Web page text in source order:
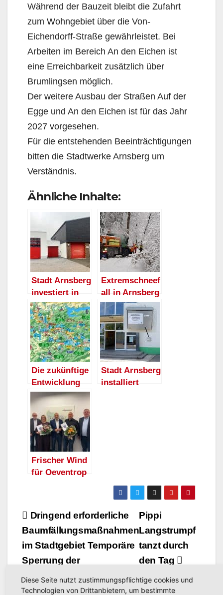
Während der Bauzeit bleibt die Zufahrt
zum Wohngebiet über die Von-
Eichendorff-Straße gewährleistet. Bei
Arbeiten im Bereich An den Eichen ist
eine Erreichbarkeit zusätzlich über
Brumlingsen möglich.
Der weitere Ausbau der Straßen Auf der
Egge und An den Eichen ist für das Jahr
2027 vorgesehen.
Für die entstehenden Beeinträchtigungen
bitten die Stadtwerke Arnsberg um
Verständnis.
Ähnliche Inhalte:
Stadt Arnsberg
investiert in
den
Brandschutz –
Feuerwehrgerä
tehaus
Oeventrop
erweitert
Extremschneef
all in Arnsberg
– Stadt bittet
darum, auf
privaten
Fahrzeugverke
hr zu
verzichten
Die zukünftige
Entwicklung
der ländlich
geprägten
Ortsteile im
Blick –
DÖRFERKONZ
EPT
ARNSBERG
gestartet
Stadt Arnsberg
installiert
Frischer Wind
für Oeventrop
Ortsheimatpfle
gerin und
neuer
Ortsheimat-
pfleger im Amt
Beitragsnavigation
Pippi
Langstrumpf
tanzt durch
den Tag
Dringend erforderliche
Baumfällungsmaßnahmen
im Stadtgebiet Temporäre
Sperrung der
Grimmestraße –
Umleitung über
Diese Seite nutzt zustimmungspflichtige cookies und
Technologien von Drittanbietern, um bestimmte